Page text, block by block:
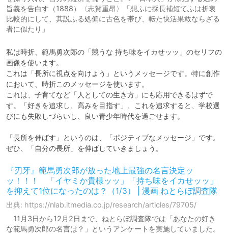
旨義を告白す（1888）〈志賀重昂〉「想ふに採長補短てふは折衷
比較的にして、其説ふる処偏に古色を帯び、転た快活果敢ならざる
者に似たり」
私は時折、範馬勇次郎の「競うな 持ち味をイカせッッ」のセリフの
画像を使います。
これは「長所に視点を向けよう」というメッセージです。特に創作
において、時折このメッセージを使います。
これは、子育てなど「人としての生き方」にも応用できるはずで
す。「好きを追求し、高みを目指す」、これを追求すると、学校選
びにも失敗しづらいし、良い青少年時代を過ごせます。
「長所を伸ばす」というのは、「ポジティブなメッセージ」です。
ぜひ、「自分の長所」を伸ばしていきましょう。
『刃牙』範馬勇次郎が放った地上最強の名言決定ッ
ッ！！！ 「イヤミか貴様ッッ」「持ち味をイカせッッ」
を抑えて1位になったのは？（1/3） | 漫画 ねとらぼ調査隊
出典: https://nlab.itmedia.co.jp/research/articles/79705/
11月3日から12月2日まで、ねとらぼ調査隊では「あなたの好き
な範馬勇次郎の名言は？」というアンケートを実施していました。